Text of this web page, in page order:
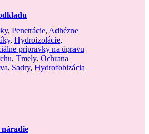
, Penetrácie, Adhézne
, Hydroizolácie,
prípravky na úpravu
, Tmely, Ochrana
, Sadry, Hydrofobizácia